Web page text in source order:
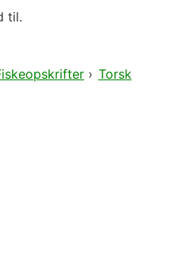
til.
› Torsk